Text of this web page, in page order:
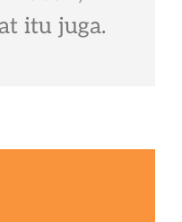
itu juga.